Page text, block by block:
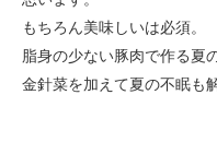
もちろん美味しいは必須。
脂身の少ない豚肉で作る夏
金針菜を加えて夏の不眠も